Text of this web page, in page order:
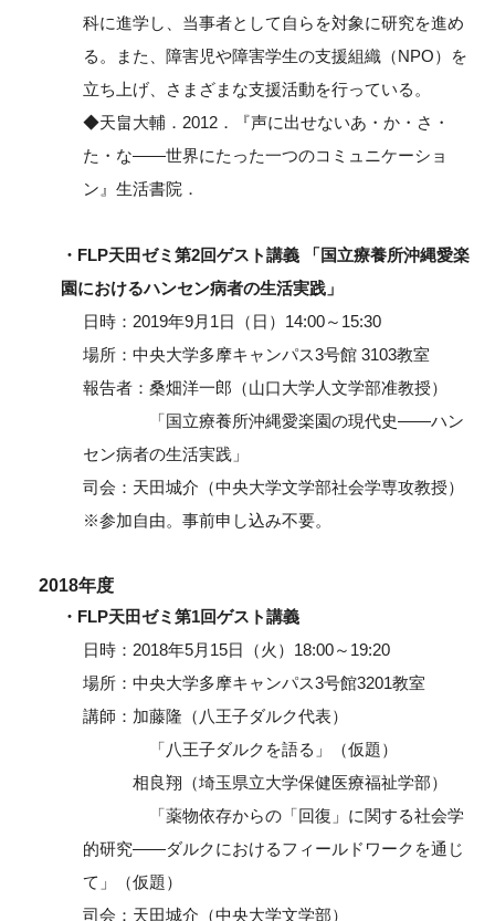
科に進学し、当事者として自らを対象に研究を進め
る。また、障害児や障害学生の支援組織（NPO）を
立ち上げ、さまざまな支援活動を行っている。
◆天畠大輔．2012．『声に出せないあ・か・さ・
た・な――世界にたった一つのコミュニケーショ
ン』生活書院．
・FLP天田ゼミ第2回ゲスト講義 「国立療養所沖縄愛楽
園におけるハンセン病者の生活実践」
日時：2019年9月1日（日）14:00～15:30
場所：中央大学多摩キャンパス3号館 3103教室
報告者：桑畑洋一郎（山口大学人文学部准教授）
「国立療養所沖縄愛楽園の現代史――ハン
セン病者の生活実践」
司会：天田城介（中央大学文学部社会学専攻教授）
※参加自由。事前申し込み不要。
2018年度
・FLP天田ゼミ第1回ゲスト講義
日時：2018年5月15日（火）18:00～19:20
場所：中央大学多摩キャンパス3号館3201教室
講師：加藤隆（八王子ダルク代表）
「八王子ダルクを語る」（仮題）
相良翔（埼玉県立大学保健医療福祉学部）
「薬物依存からの「回復」に関する社会学
的研究――ダルクにおけるフィールドワークを通じ
て」（仮題）
司会：天田城介（中央大学文学部）